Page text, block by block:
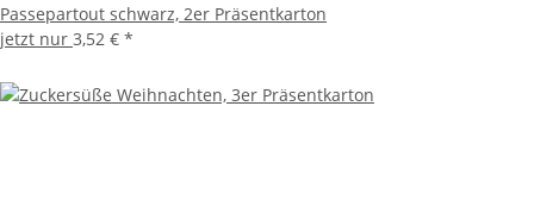
Passepartout schwarz, 2er Präsentkarton
jetzt nur 3,52 € *